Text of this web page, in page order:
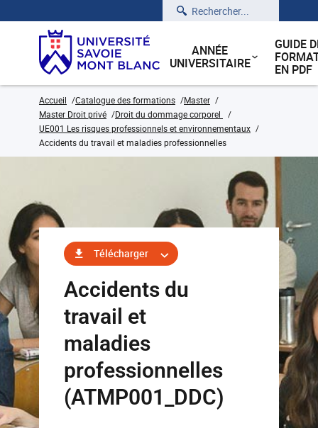
Rechercher
ANNÉE
UNIVERSITAIRE
GUIDE
EN PDF
Accueil Catalogue des formations
Master
Master Droit privé
Droit du dommage corporel
UE001 Les risques professionnels et environnementaux
Accidents du travail et maladies professionnelles
Télécharger
Accidents du
travail et
maladies
professionnelles
(ATMP001_DDC)